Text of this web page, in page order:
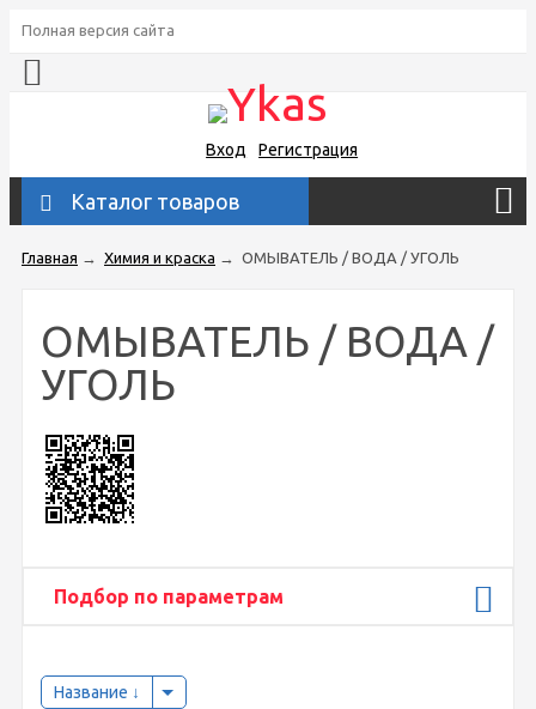
Полная версия сайта
Вход Регистрация
Каталог товаров
Главная → Химия и краска → ОМЫВАТЕЛЬ / ВОДА / УГОЛЬ
ОМЫВАТЕЛЬ / ВОДА /
УГОЛЬ
Подбор по параметрам
Название